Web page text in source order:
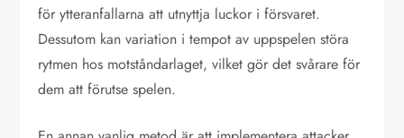
för ytteranfallarna att utnyttja luckor i försvaret.
Dessutom kan variation i tempot av uppspelen störa
rytmen hos motståndarlaget, vilket gör det svårare för
dem att förutse spelen.